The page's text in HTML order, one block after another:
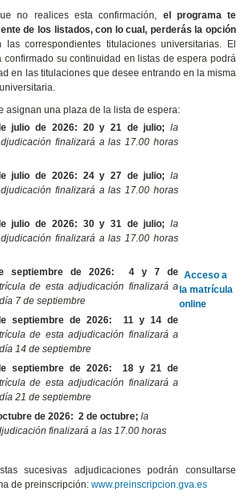
no realices esta confirmación, el programa te
de los listados, con lo cual, perderás la opción
las correspondientes titulaciones universitarias. El
confirmado su continuidad en listas de espera podrá
en las titulaciones que desee entrando en la misma
asignan una plaza de la lista de espera:
julio de 2026: 20 y 21 de julio;la
finalizará a las 17.00 horas
julio de 2026: 24 y 27 de julio;la
finalizará a las 17.00 horas
julio de 2026: 30 y 31 de julio;la
finalizará a las 17.00 horas
septiembre de 2026: 4 y 7 de
de esta adjudicación finalizará a
7 de septiembre
septiembre de 2026: 11 y 14 de
de esta adjudicación finalizará a
14 de septiembre
septiembre de 2026: 18 y 21 de
de esta adjudicación finalizará a
día 21 de septiembre
de 2026: 2 de octubre;la
finalizará a las 17.00 horas
Acceso a
la matrícula
online
sucesivas adjudicaciones podrán consultarse
de preinscripción: www.preinscripcion.gva.es